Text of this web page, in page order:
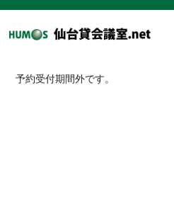
予約受付期間外です。